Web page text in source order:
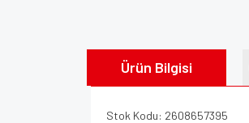
Ürün Bilgisi
Stok Kodu: 2608657395